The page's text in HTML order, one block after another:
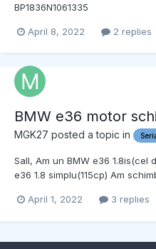
BP1836N1061335
April 8, 2022 2 replies
BMW e36 motor
MGK27 posted a topic in
Sall, Am un BMW e36 1.8is(cel
e36 1.8 simplu(115cp) Am
cu calculatorul de pe motor,
April 1, 2022 3 replies